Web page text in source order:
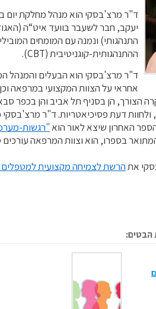
ד"ר מרצ'בסקי הוא מנהל מחלקת יום
יעקב, חבר לשעבר בוועד איט“ה
התנהגותי) ונמנה עם המומחים
ההתנהגותית-קוגניטיבית (CBT).
ד"ר מרצ'בסקי הוא הבעלים והמנהל
אחראי על הצוות המקצועי במרפאה
הצורך, הן בסניף תל אביב והן בכפר
ולחוות דעת פסיכיאטריות. ד"ר מרצ'בסקי
האחרון שיצא לאור הוא"רגשות-
בספרו, הוא וצוות המרפאה עורכים
אתהרשת לצמיחה מקצועית למטפלים
הבטים: